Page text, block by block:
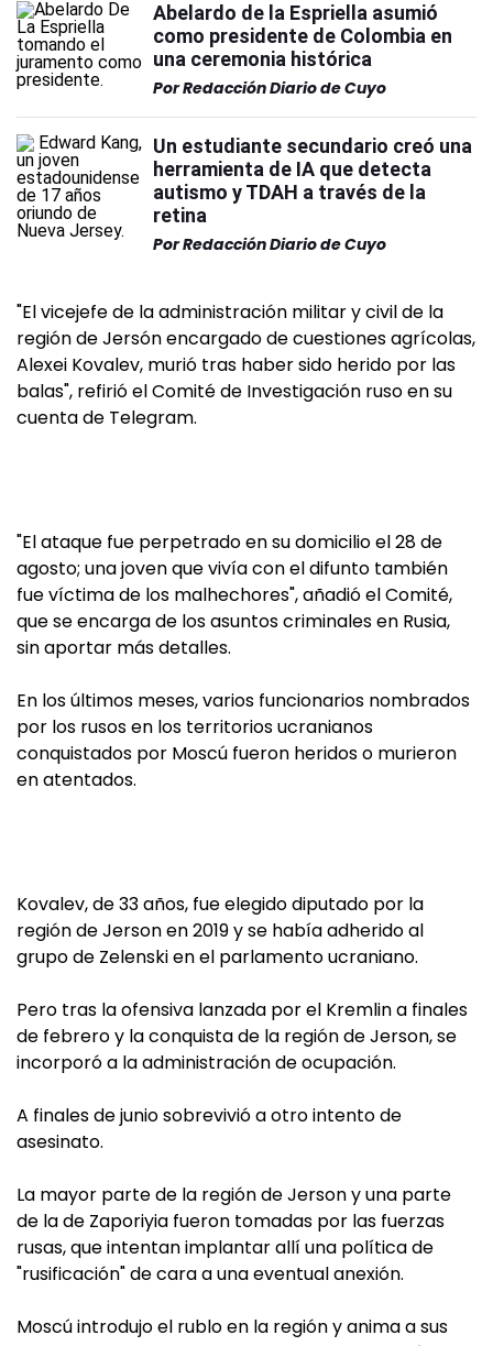
Abelardo de la Espriella asumió
como presidente de Colombia en
una ceremonia histórica
PorRedacción Diario de Cuyo
Un estudiante secundario creó una
herramienta de IA que detecta
autismo y TDAH a través de la
retina
PorRedacción Diario de Cuyo
"El vicejefe de la administración militar y civil de la
región de Jersón encargado de cuestiones agrícolas,
Alexei Kovalev, murió tras haber sido herido por las
balas", refirió el Comité de Investigación ruso en su
cuenta de Telegram.
"El ataque fue perpetrado en su domicilio el 28 de
agosto; una joven que vivía con el difunto también
fue víctima de los malhechores", añadió el Comité,
que se encarga de los asuntos criminales en Rusia,
sin aportar más detalles.
En los últimos meses, varios funcionarios nombrados
por los rusos en los territorios ucranianos
conquistados por Moscú fueron heridos o murieron
en atentados.
Kovalev, de 33 años, fue elegido diputado por la
región de Jerson en 2019 y se había adherido al
grupo de Zelenski en el parlamento ucraniano.
Pero tras la ofensiva lanzada por el Kremlin a finales
de febrero y la conquista de la región de Jerson, se
incorporó a la administración de ocupación.
A finales de junio sobrevivió a otro intento de
asesinato.
La mayor parte de la región de Jerson y una parte
de la de Zaporiyia fueron tomadas por las fuerzas
rusas, que intentan implantar allí una política de
"rusificación" de cara a una eventual anexión.
Moscú introdujo el rublo en la región y anima a sus